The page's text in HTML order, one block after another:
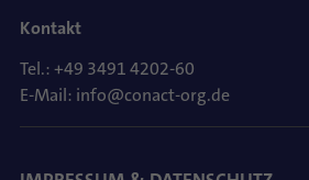
Kontakt
Tel.: +49 3491 4202-60
E-Mail: info@conact-org.de